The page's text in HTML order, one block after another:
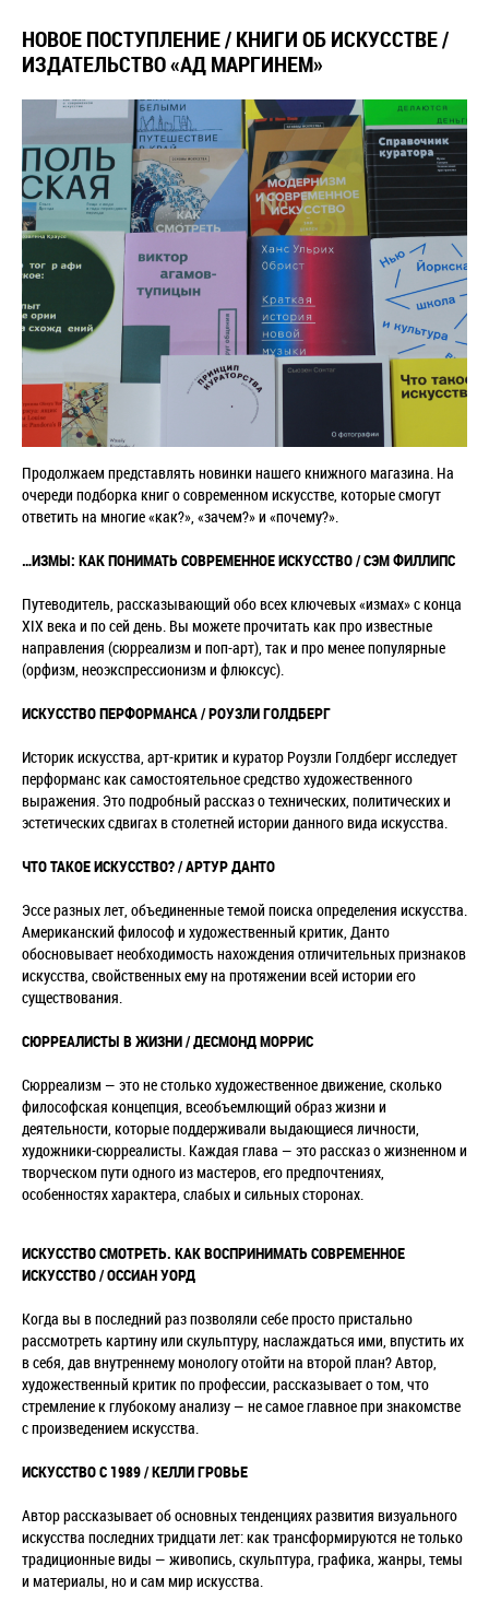
НОВОЕ ПОСТУПЛЕНИЕ / КНИГИ ОБ ИСКУССТВЕ /
ИЗДАТЕЛЬСТВО «АД МАРГИНЕМ»
Продолжаем представлять новинки нашего книжного магазина. На
очереди подборка книг о современном искусстве, которые смогут
ответить на многие «как?», «зачем?» и «почему?».
…ИЗМЫ: КАК ПОНИМАТЬ СОВРЕМЕННОЕ ИСКУССТВО / СЭМ ФИЛЛИПС
Путеводитель, рассказывающий обо всех ключевых «измах» с конца
XIX века и по сей день. Вы можете прочитать как про известные
направления (сюрреализм и поп-арт), так и про менее популярные
(орфизм, неоэкспрессионизм и флюксус).
ИСКУССТВО ПЕРФОРМАНСА / РОУЗЛИ ГОЛДБЕРГ
Историк искусства, арт-критик и куратор Роузли Голдберг исследует
перформанс как самостоятельное средство художественного
выражения. Это подробный рассказ о технических, политических и
эстетических сдвигах в столетней истории данного вида искусства.
ЧТО ТАКОЕ ИСКУССТВО? / АРТУР ДАНТО
Эссе разных лет, объединенные темой поиска определения искусства.
Американский философ и художественный критик, Данто
обосновывает необходимость нахождения отличительных признаков
искусства, свойственных ему на протяжении всей истории его
существования.
СЮРРЕАЛИСТЫ В ЖИЗНИ / ДЕСМОНД МОРРИС
Сюрреализм— это не столько художественное движение, сколько
философская концепция, всеобъемлющий образ жизни и
деятельности, которые поддерживали выдающиеся личности,
художники-сюрреалисты. Каждая глава — это рассказ о жизненном и
творческом пути одного из мастеров, его предпочтениях,
особенностях характера, слабых и сильных сторонах.
ИСКУССТВО СМОТРЕТЬ. КАК ВОСПРИНИМАТЬ СОВРЕМЕННОЕ
ИСКУССТВО / ОССИАН УОРД
Когда вы в последний раз позволяли себе просто пристально
рассмотреть картину или скульптуру, наслаждаться ими, впустить их
в себя, дав внутреннему монологу отойти на второй план? Автор,
художественный критик по профессии, рассказывает о том, что
стремление к глубокому анализу — не самое главное при знакомстве
с произведением искусства.
ИСКУССТВО С 1989 / КЕЛЛИ ГРОВЬЕ
Автор рассказывает об основных тенденциях развития визуального
искусства последних тридцати лет: как трансформируются не только
традиционные виды — живопись, скульптура, графика, жанры, темы
и материалы, но и сам мир искусства.